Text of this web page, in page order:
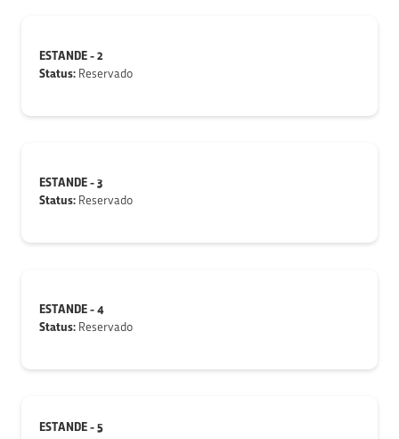
ESTANDE - 2
Status: Reservado
ESTANDE - 3
Status: Reservado
ESTANDE - 4
Status: Reservado
ESTANDE - 5